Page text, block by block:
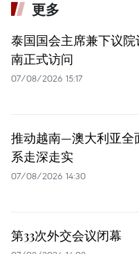
更多
泰国国会主席兼下议
南正式访问
07/08/2026 15:17
推动越南—澳大利亚全
系走深走实
07/08/2026 14:30
第33次外交会议闭幕